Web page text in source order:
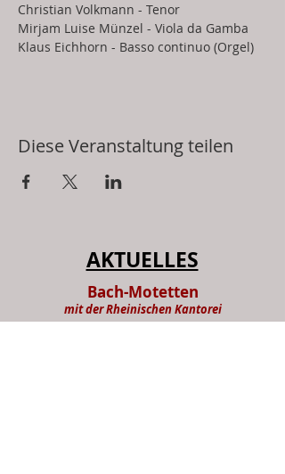
Christian Volkmann - Tenor
Mirjam Luise Münzel - Viola da Gamba
Klaus Eichhorn - Basso continuo (Orgel)
Diese Veranstaltung teilen
AKTUELLES
Bach-Motetten
mit der Rheinischen Kantorei